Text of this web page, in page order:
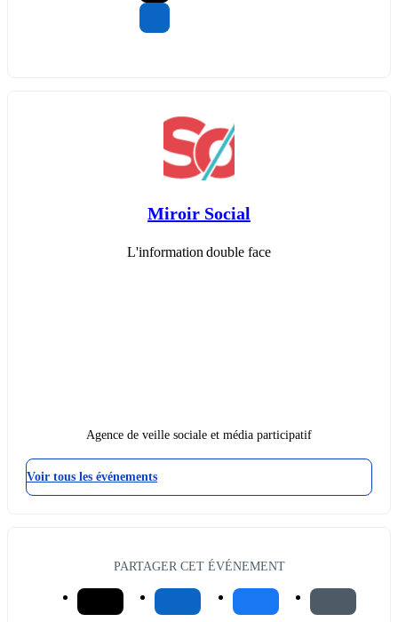
Miroir Social
L'information double face
Agence de veille sociale et média participatif
Voir tous les événements
PARTAGER CET ÉVÉNEMENT